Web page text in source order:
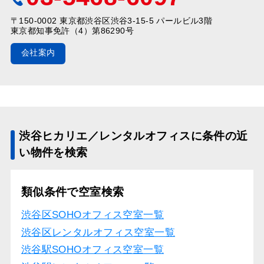
〒150-0002 東京都渋谷区渋谷3-15-5 パールビル3階
東京都知事免許（4）第86290号
会社案内
渋谷ヒカリエ／レンタルオフィスに条件の近
い物件を検索
類似条件で空室検索
渋谷区SOHOオフィス空室一覧
渋谷区レンタルオフィス空室一覧
渋谷駅SOHOオフィス空室一覧